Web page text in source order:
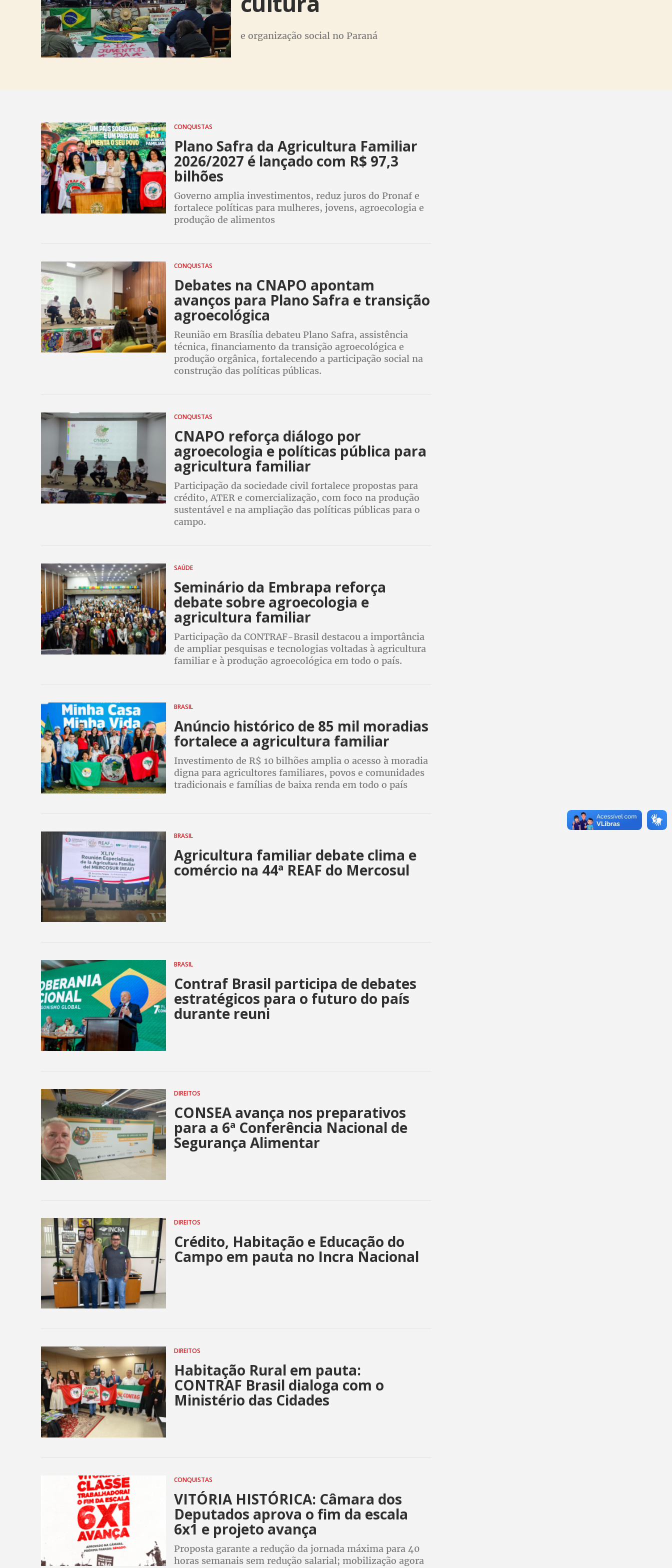
e organização social no Paraná
CONQUISTAS
Plano Safra da Agricultura Familiar
2026/2027 é lançado com R$ 97,3
bilhões
Governo amplia investimentos, reduz juros do Pronaf e
fortalece políticas para mulheres, jovens, agroecologia e
produção de alimentos
CONQUISTAS
Debates na CNAPO apontam
avanços para Plano Safra e transição
agroecológica
Reunião em Brasília debateu Plano Safra, assistência
técnica, financiamento da transição agroecológica e
produção orgânica, fortalecendo a participação social na
construção das políticas públicas.
CONQUISTAS
CNAPO reforça diálogo por
agroecologia e políticas pública para
agricultura familiar
Participação da sociedade civil fortalece propostas para
crédito, ATER e comercialização, com foco na produção
sustentável e na ampliação das políticas públicas para o
campo.
SAÚDE
Seminário da Embrapa reforça
debate sobre agroecologia e
agricultura familiar
Participação da CONTRAF-Brasil destacou a importância
de ampliar pesquisas e tecnologias voltadas à agricultura
familiar e à produção agroecológica em todo o país.
BRASIL
Anúncio histórico de 85 mil moradias
fortalece a agricultura familiar
Investimento de R$ 10 bilhões amplia o acesso à moradia
digna para agricultores familiares, povos e comunidades
tradicionais e famílias de baixa renda em todo o país
BRASIL
Agricultura familiar debate clima e
comércio na 44ª REAF do Mercosul
BRASIL
Contraf Brasil participa de debates
estratégicos para o futuro do país
durante reuni
DIREITOS
CONSEA avança nos preparativos
para a 6ª Conferência Nacional de
Segurança Alimentar
DIREITOS
Crédito, Habitação e Educação do
Campo em pauta no Incra Nacional
DIREITOS
Habitação Rural em pauta:
CONTRAF Brasil dialoga com o
Ministério das Cidades
CONQUISTAS
VITÓRIA HISTÓRICA: Câmara dos
Deputados aprova o fim da escala
6x1 e projeto avança
Proposta garante a redução da jornada máxima para 40
horas semanais sem redução salarial; mobilização agora